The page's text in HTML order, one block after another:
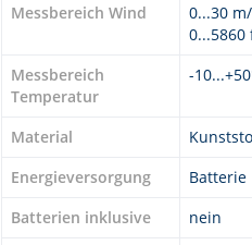
Messbereich Wind
0...30
Messbereich
Temperatur
-
Material
Energieversorgung
Batterie
Batterien inklusive
nein